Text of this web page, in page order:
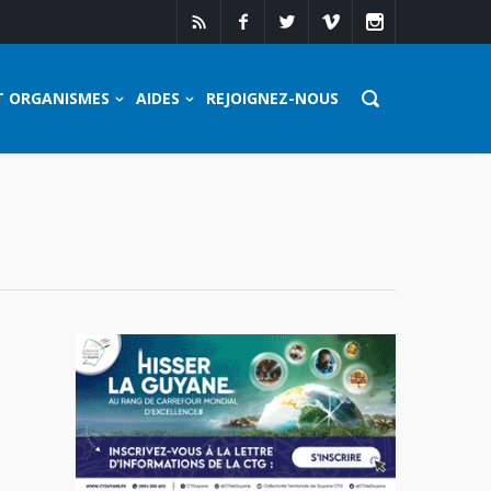
ORGANISMES AIDES REJOIGNEZ-NOUS